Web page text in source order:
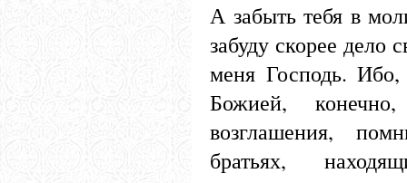
А забыть тебя в
забуду скорее дело
меня Господь. Ибо,
Божией,
возглашения,
братьях,